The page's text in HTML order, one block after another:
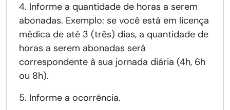
4. Informe a quantidade de horas a serem
abonadas. Exemplo: se você está em licença
médica de até 3 (três) dias, a quantidade de
horas a serem abonadas será
correspondente à sua jornada diária (4h, 6h
ou 8h).
5. Informe a ocorrência.